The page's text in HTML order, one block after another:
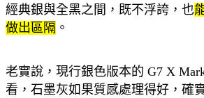
經典銀與全黑之間，既不浮誇，也
做出區隔 。
老實說，現行銀色版本的 G7 X
看，石墨灰如果質感處理得好，確